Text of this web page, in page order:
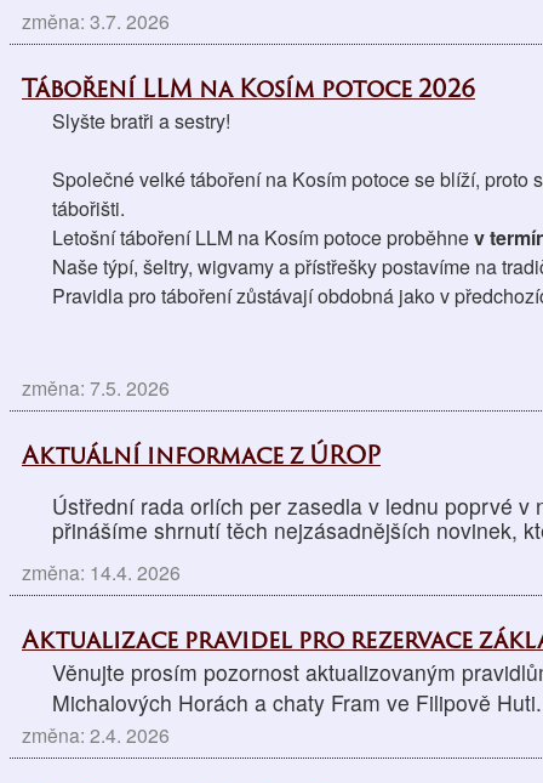
změna: 3.7. 2026
Táboření LLM na Kosím potoce 2026
Slyšte bratři a sestry!
Společné velké táboření na Kosím potoce se blíží, proto
tábořišti.
Letošní táboření LLM na Kosím potoce proběhne v
Naše týpí, šeltry, wigvamy a přístřešky postavíme na
Pravidla pro táboření zůstávají obdobná jako v
změna: 7.5. 2026
Aktuální informace z ÚROP
Ústřední rada orlích per zasedla v lednu poprvé v
přinášíme shrnutí těch nejzásadnějších novinek,
změna: 14.4. 2026
Aktualizace pravidel pro rezervace
Věnujte prosím pozornost aktualizovaným
Michalových Horách a chaty Fram ve Filipově Huti.
změna: 2.4. 2026